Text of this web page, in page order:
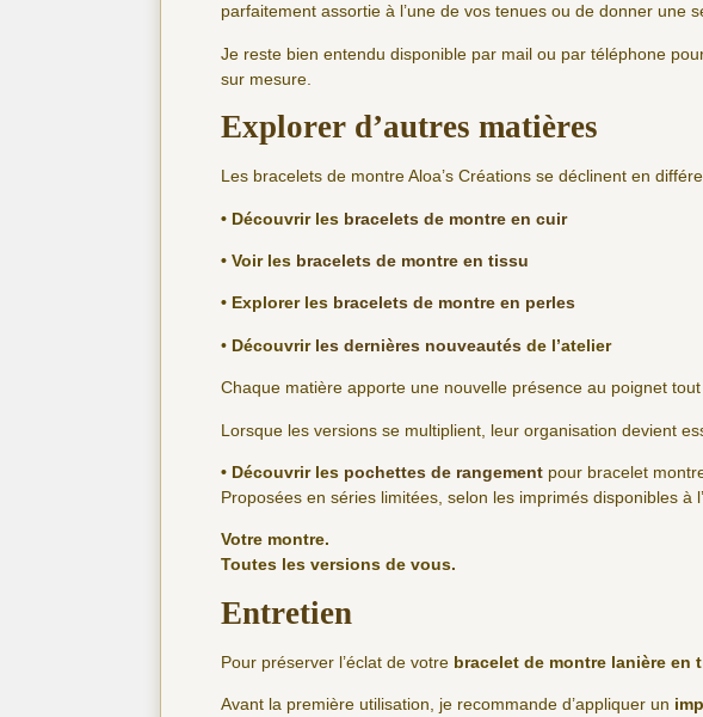
parfaitement assortie à l’une de vos tenues ou de donner une
Je reste bien entendu disponible par mail ou par téléphone
sur mesure.
Explorer d’autres matières
Les bracelets de montre Aloa’s Créations se déclinent en
• Découvrir les bracelets de montre en cuir
• Voir les bracelets de montre en tissu
• Explorer les bracelets de montre en perles
• Découvrir les dernières nouveautés de l’atelier
Chaque matière apporte une nouvelle présence au poignet
Lorsque les versions se multiplient, leur organisation devient
• Découvrir les pochettes de rangement pour bracelet
Proposées en séries limitées, selon les imprimés disponibles à
Votre montre.
Toutes les versions de vous.
Entretien
Pour préserver l’éclat de votre bracelet de montre lanière en
Avant la première utilisation, je recommande d’appliquer un